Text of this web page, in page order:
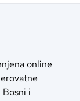
online
i